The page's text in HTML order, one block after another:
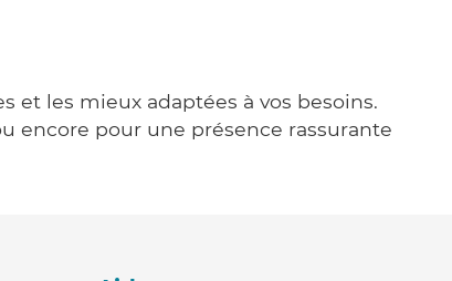
et les mieux adaptées à vos besoins.
encore pour une présence rassurante